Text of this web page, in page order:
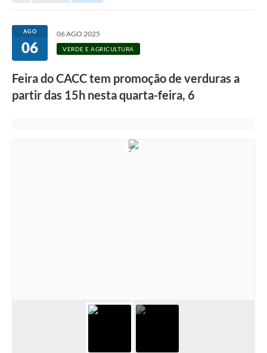
Secretarias
Atos Oficiais
Transparência
AGO
06
06 AGO 2025
VERDE E AGRICULTURA
Feira do CACC tem promoção de verduras a
partir das 15h nesta quarta-feira, 6